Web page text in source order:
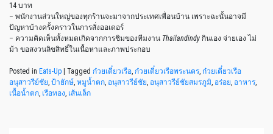
14 บาท
– พนักงานส่วนใหญ่ของทุกร้านจะมาจากประเทศเพื่อนบ้าน เพราะฉะนั้นอาจมี
ปัญหาบ้างครั้งคราวในการสั่งออเดอร์
– ความคิดเห็นทั้งหมดเกิดจากการชิมของทีมงาน Thailandindy กินเอง จ่ายเอง ไม่
ม้า ขอสงวนลิขสิทธิ์ในเนื้อหาและภาพประกอบ
Posted in Eats-Up Tagged ก๋วยเตี๋ยวเรือ, ก๋วยเตี๋ยวเรือพระนคร, ก๋วยเตี๋ยวเรือ
อนุสาวรีย์ชัย, ป้ายักษ์, หมูน้ำตก, อนุสาวรีย์ชัย, อนุสาวรีย์ชัยสมรภูมิ, อร่อย, อาหาร,
เนื้อน้ำตก, เรือทอง, เส้นเล็ก